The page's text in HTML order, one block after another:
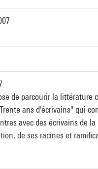
de parcourir la
ans d'écrivains" qui
avec des écrivains de
de ses racines et